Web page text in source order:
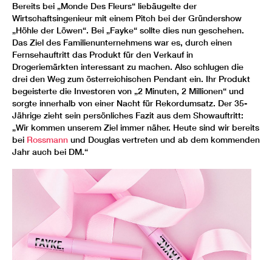
Bereits bei „Monde Des Fleurs“ liebäugelte der
Wirtschaftsingenieur mit einem Pitch bei der Gründershow
„Höhle der Löwen“. Bei „Fayke“ sollte dies nun geschehen.
Das Ziel des Familienunternehmens war es, durch einen
Fernsehauftritt das Produkt für den Verkauf in
Drogeriemärkten interessant zu machen. Also schlugen die
drei den Weg zum österreichischen Pendant ein. Ihr Produkt
begeisterte die Investoren von „2 Minuten, 2 Millionen“ und
sorgte innerhalb von einer Nacht für Rekordumsatz. Der 35-
Jährige zieht sein persönliches Fazit aus dem Showauftritt:
„Wir kommen unserem Ziel immer näher. Heute sind wir bereits
bei Rossmann und Douglas vertreten und ab dem kommenden
Jahr auch bei DM.“